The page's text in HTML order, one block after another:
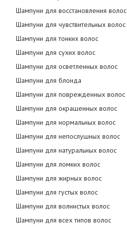
Шампуни для восстановления волос
Шампуни для чувствительных волос
Шампуни для тонких волос
Шампуни для сухих волос
Шампуни для осветленных волос
Шампуни для блонда
Шампуни для поврежденных волос
Шампуни для окрашенных волос
Шампуни для нормальных волос
Шампуни для непослушных волос
Шампуни для натуральных волос
Шампуни для ломких волос
Шампуни для жирных волос
Шампуни для густых волос
Шампуни для волнистых волос
Шампуни для всех типов волос